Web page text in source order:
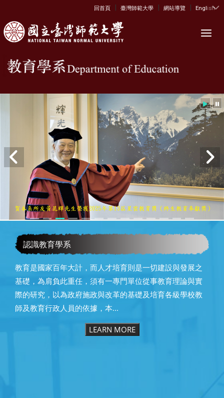
:::
回首頁 | 臺灣師範大學 | 網站導覽 | English
認識教育學系
教育是國家百年大計，而人才培育則是一切建設與發展之
基礎，為肩負此重任，須有一專門單位從事教育理論與實
際的研究，以為政府施政與改革的基礎及培育各級學校教
師及教育行政人員的依據，本...
LEARN MORE